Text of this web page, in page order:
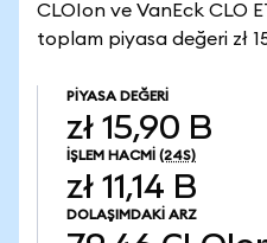
CLOIon ve VanEck CLO
toplam piyasa değeri zł
PIYASA DEĞERI
zł 15,90 B
İŞLEM HACMI (24S)
zł 11,14 B
DOLAŞIMDAKI ARZ